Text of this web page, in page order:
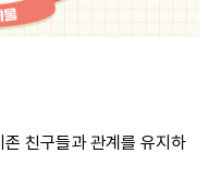
친구들과 관계를 유지하